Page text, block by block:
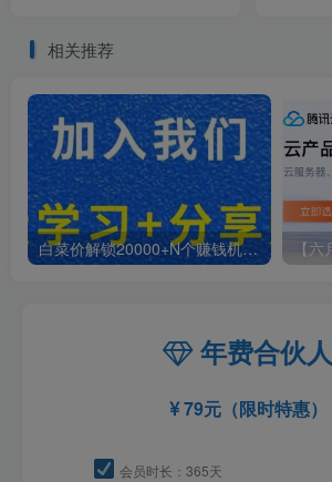
相关推荐
白菜价解锁20000+N个赚钱机会，加入轻创终点站会员，全站资源免费学习。
年费合伙人
79元（限时特惠）
会员时长：365天